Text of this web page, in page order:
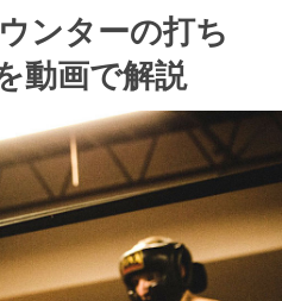
ンターの打ち
動画で解説